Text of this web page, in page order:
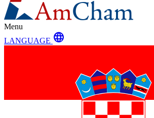
Menu
LANGUAGE language